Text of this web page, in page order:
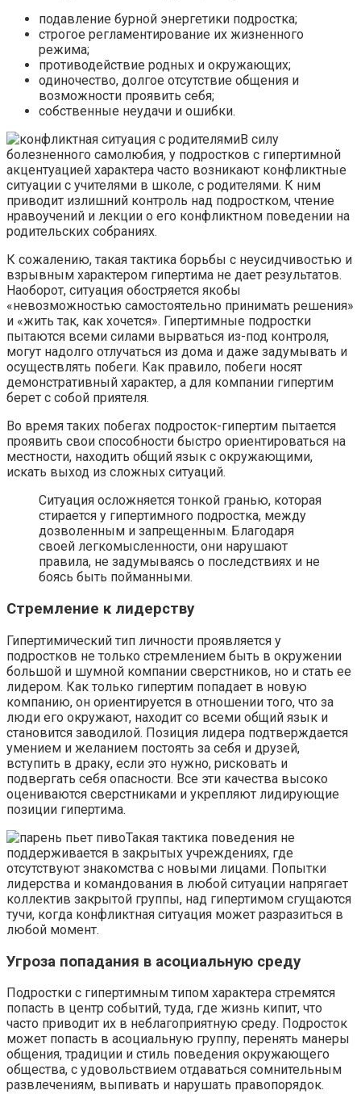
подавление бурной энергетики подростка;
строгое регламентирование их жизненного
режима;
противодействие родных и окружающих;
одиночество, долгое отсутствие общения и
возможности проявить себя;
собственные неудачи и ошибки.
В силу
болезненного самолюбия, у подростков с гипертимной
акцентуацией характера часто возникают конфликтные
ситуации с учителями в школе, с родителями. К ним
приводит излишний контроль над подростком, чтение
нравоучений и лекции о его конфликтном поведении на
родительских собраниях.
К сожалению, такая тактика борьбы с неусидчивостью и
взрывным характером гипертима не дает результатов.
Наоборот, ситуация обостряется якобы
«невозможностью самостоятельно принимать решения»
и «жить так, как хочется». Гипертимные подростки
пытаются всеми силами вырваться из-под контроля,
могут надолго отлучаться из дома и даже задумывать и
осуществлять побеги. Как правило, побеги носят
демонстративный характер, а для компании гипертим
берет с собой приятеля.
Во время таких побегах подросток-гипертим пытается
проявить свои способности быстро ориентироваться на
местности, находить общий язык с окружающими,
искать выход из сложных ситуаций.
Ситуация осложняется тонкой гранью, которая
стирается у гипертимного подростка, между
дозволенным и запрещенным. Благодаря
своей легкомысленности, они нарушают
правила, не задумываясь о последствиях и не
боясь быть пойманными.
Стремление к лидерству
Гипертимический тип личности проявляется у
подростков не только стремлением быть в окружении
большой и шумной компании сверстников, но и стать ее
лидером. Как только гипертим попадает в новую
компанию, он ориентируется в отношении того, что за
люди его окружают, находит со всеми общий язык и
становится заводилой. Позиция лидера подтверждается
умением и желанием постоять за себя и друзей,
вступить в драку, если это нужно, рисковать и
подвергать себя опасности. Все эти качества высоко
оцениваются сверстниками и укрепляют лидирующие
позиции гипертима.
Такая тактика поведения не
поддерживается в закрытых учреждениях, где
отсутствуют знакомства с новыми лицами. Попытки
лидерства и командования в любой ситуации напрягает
коллектив закрытой группы, над гипертимом сгущаются
тучи, когда конфликтная ситуация может разразиться в
любой момент.
Угроза попадания в асоциальную среду
Подростки с гипертимным типом характера стремятся
попасть в центр событий, туда, где жизнь кипит, что
часто приводит их в неблагоприятную среду. Подросток
может попасть в асоциальную группу, перенять манеры
общения, традиции и стиль поведения окружающего
общества, с удовольствием отдаваться сомнительным
развлечениям, выпивать и нарушать правопорядок.